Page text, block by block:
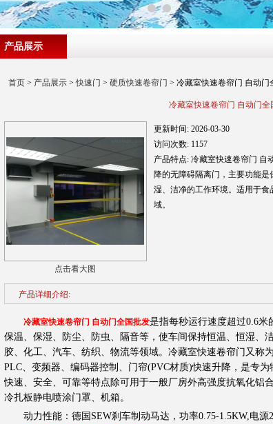
产品展示
首页> 产品展示>快速门 > 硬质快速卷帘门 > 冷藏室快速卷帘门 自动门
冷藏室快速卷帘门 自动门全
点击看大图
更新时间: 2026-03-30
访问次数: 1157
产品特点: 冷藏室快速卷帘门 自
降的无障碍隔离门，主要功能
湿、洁净的工作环境。适用于
域。
产品详细介绍:
冷藏室快速卷帘门 自动门全国批发是指每秒运行速度超过0.6米
保温、保湿、防尘、防虫、隔音等，使车间保持恒温、恒湿、
胶、化工、汽车、纺织、物流等领域。冷藏室快速卷帘门又称
PLC、变频器、编码器控制、门帘(PVC材质)快速升降，是专
快速、安全、可靠等特点除可用于一般厂房外高强度抗氧化铝
冷扎板静电喷涂门罩、机箱。
动力性能：德国SEW刹车制动马达，功率0.75-1.5KW,电源